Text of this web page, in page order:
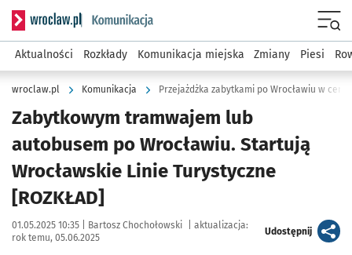
Serwis informacyjny wroclaw.pl podserwis: Komunikacja
Aktualności Rozkłady Komunikacja miejska Zmiany Piesi
wroclaw.pl Komunikacja Przejażdżka zabytkami po Wrocławiu w
Zabytkowym tramwajem lub
autobusem po Wrocławiu. Startują
Wrocławskie Linie Turystyczne
[ROZKŁAD]
Data publikacji:
01.05.2025 10:35 | Autor:
Bartosz Chochołowski
aktualizacja:
rok temu, 05.06.2025
Udostępnijartykuł